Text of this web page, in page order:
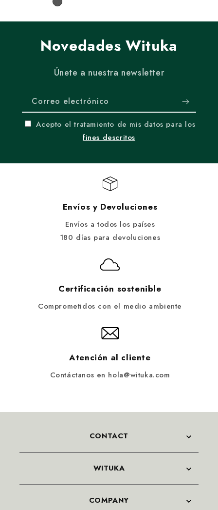
Novedades Wituka
Únete a nuestra newsletter
Correo electrónico
Acepto el tratamiento de mis datos para los
fines descritos
Envíos y Devoluciones
Envíos a todos los países
180 días para devoluciones
Certificación sostenible
Comprometidos con el medio ambiente
Atención al cliente
Contáctanos en hola@wituka.com
CONTACT
WITUKA
COMPANY